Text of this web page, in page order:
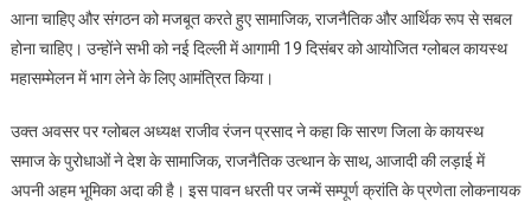
आना चाहिए और संगठन को मजबूत करते हुए सामाजिक, राजनैतिक और आर्थिक रूप से सबल
होना चाहिए। उन्होंने सभी को नई दिल्ली में आगामी 19 दिसंबर को आयोजित ग्लोबल कायस्थ
महासम्मेलन में भाग लेने के लिए आमंत्रित किया।
उक्त अवसर पर ग्लोबल अध्यक्ष राजीव रंजन प्रसाद ने कहा कि सारण जिला के कायस्थ
समाज के पुरोधाओं ने देश के सामाजिक, राजनैतिक उत्थान के साथ, आजादी की लड़ाई में
अपनी अहम भूमिका अदा की है। इस पावन धरती पर जन्में सम्पूर्ण क्रांति के प्रणेता लोकनायक